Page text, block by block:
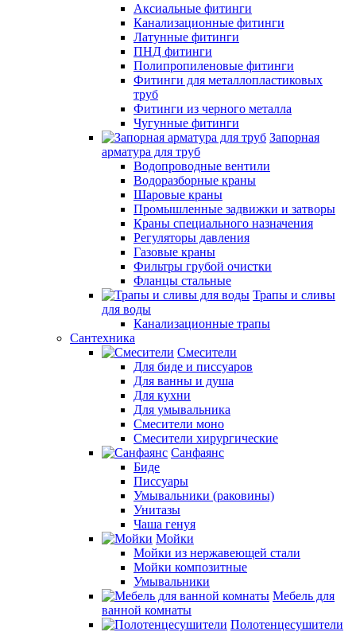
Аксиальные фитинги
Канализационные фитинги
Латунные фитинги
ПНД фитинги
Полипропиленовые фитинги
Фитинги для металлопластиковых
труб
Фитинги из черного металла
Чугунные фитинги
Запорная
арматура для труб
Водопроводные вентили
Водоразборные краны
Шаровые краны
Промышленные задвижки и затворы
Краны специального назначения
Регуляторы давления
Газовые краны
Фильтры грубой очистки
Фланцы стальные
Трапы и сливы
для воды
Канализационные трапы
Сантехника
Смесители
Для биде и писсуаров
Для ванны и душа
Для кухни
Для умывальника
Смесители моно
Смесители хирургические
Санфаянс
Биде
Писсуары
Умывальники (раковины)
Унитазы
Чаша генуя
Мойки
Мойки из нержавеющей стали
Мойки композитные
Умывальники
Мебель для
ванной комнаты
Полотенцесушители